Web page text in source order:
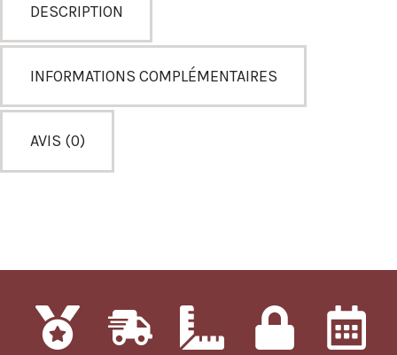
DESCRIPTION
INFORMATIONS COMPLÉMENTAIRES
AVIS (0)